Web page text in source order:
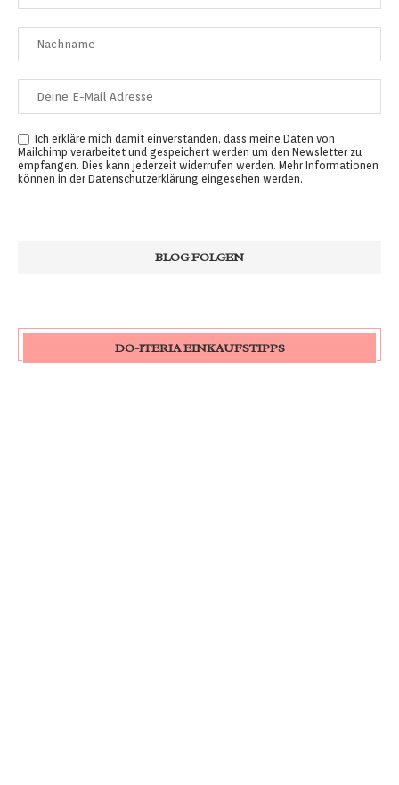
Ich erkläre mich damit einverstanden, dass meine Daten von
Mailchimp verarbeitet und gespeichert werden um den Newsletter zu
empfangen. Dies kann jederzeit widerrufen werden. Mehr Informationen
können in der Datenschutzerklärung eingesehen werden.
DO-ITERIA EINKAUFSTIPPS